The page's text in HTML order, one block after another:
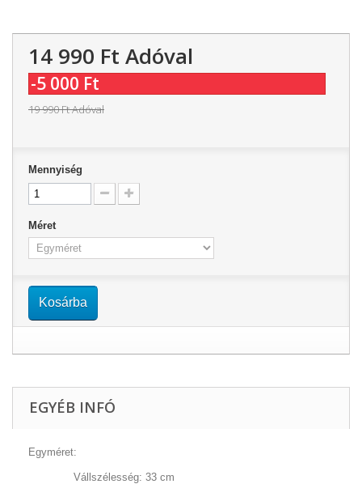
14 990 Ft‎ Adóval
-5 000 Ft‎
19 990 Ft‎Adóval
Mennyiség
Méret
Kosárba
EGYÉB INFÓ
Egyméret:
Vállszélesség: 33 cm